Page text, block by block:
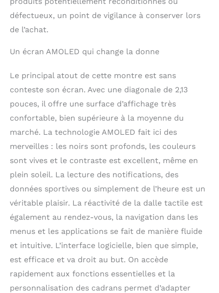
défectueux, un point de vigilance à conserver lors
de l’achat.
Un écran AMOLED qui change la donne
Le principal atout de cette montre est sans
conteste son écran. Avec une diagonale de 2,13
pouces, il offre une surface d’affichage très
confortable, bien supérieure à la moyenne du
marché. La technologie AMOLED fait ici des
merveilles : les noirs sont profonds, les couleurs
sont vives et le contraste est excellent, même en
plein soleil. La lecture des notifications, des
données sportives ou simplement de l’heure est un
véritable plaisir. La réactivité de la dalle tactile est
également au rendez-vous, la navigation dans les
menus et les applications se fait de manière fluide
et intuitive. L’interface logicielle, bien que simple,
est efficace et va droit au but. On accède
rapidement aux fonctions essentielles et la
personnalisation des cadrans permet d’adapter